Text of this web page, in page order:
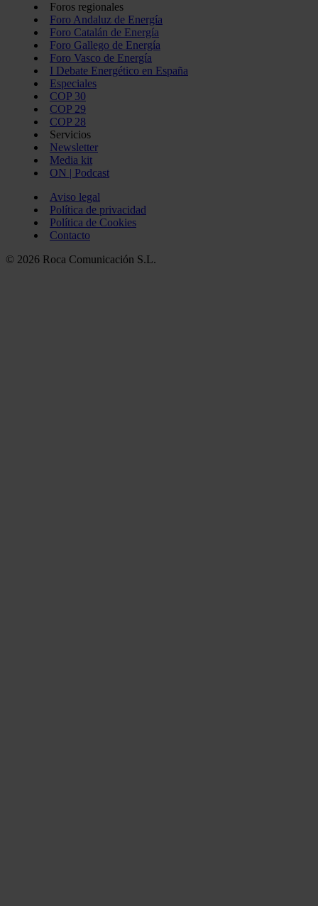
Foros regionales
Foro Andaluz de Energía
Foro Catalán de Energía
Foro Gallego de Energía
Foro Vasco de Energía
I Debate Energético en España
Especiales
COP 30
COP 29
COP 28
Servicios
Newsletter
Media kit
ON | Podcast
Aviso legal
Política de privacidad
Política de Cookies
Contacto
© 2026 Roca Comunicación S.L.